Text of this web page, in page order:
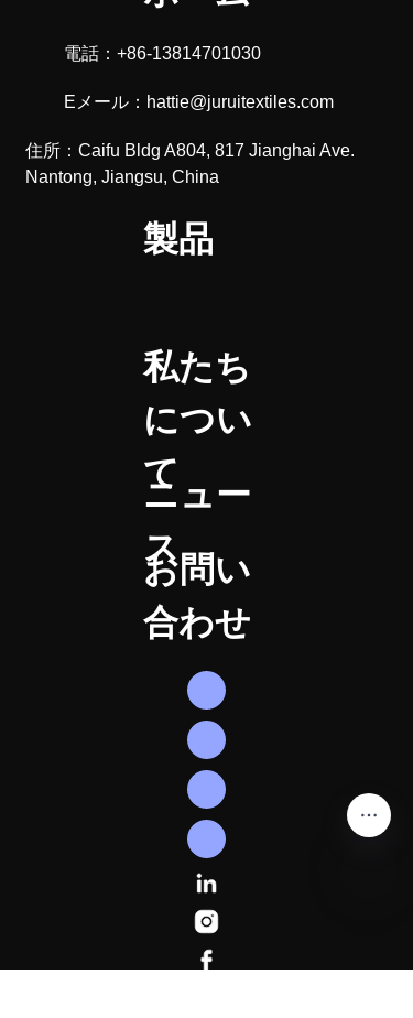
製品
私たち
につい
て
ニュー
ス
お問い
合わせ
電話：+86-13814701030
Eメール：hattie@juruitextiles.com
住所：Caifu Bldg A804, 817 Jianghai Ave.
Nantong, Jiangsu, China